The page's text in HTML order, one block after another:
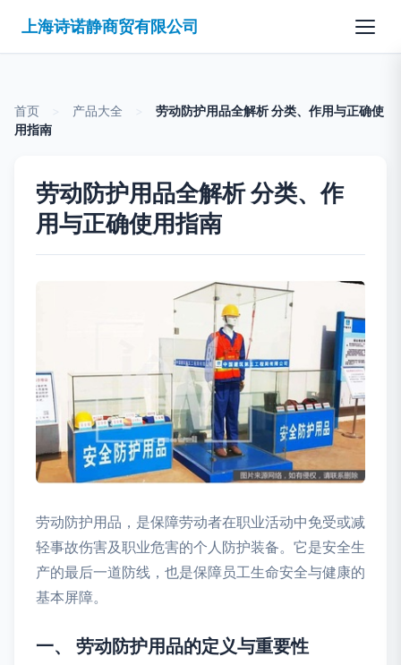
上海诗诺静商贸有限公司
首页 产品大全
劳动防护用品全解析 分类、作用与正确使
用指南
劳动防护用品全解析 分类、作
用与正确使用指南
劳动防护用品，是保障劳动者在职业活动中免受或减
轻事故伤害及职业危害的个人防护装备。它是安全生
产的最后一道防线，也是保障员工生命安全与健康的
基本屏障。
一、 劳动防护用品的定义与重要性